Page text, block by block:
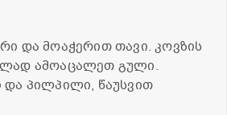
და მოაჭერით თავი. კოვზის
ამოაცალეთ გული.
პილპილი, წაუსვით